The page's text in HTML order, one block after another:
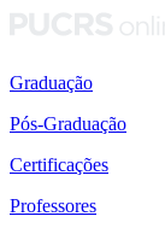
Graduação
Pós-Graduação
Certificações
Professores